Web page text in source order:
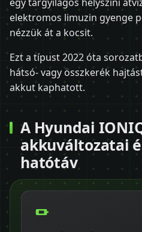
elektromos limuzin gyenge
nézzük át a kocsit.
Ezt a típust 2022 óta
hátsó- vagy összkerék
akkut kaphatott.
A Hyundai
akkuváltozatai
hatótáv